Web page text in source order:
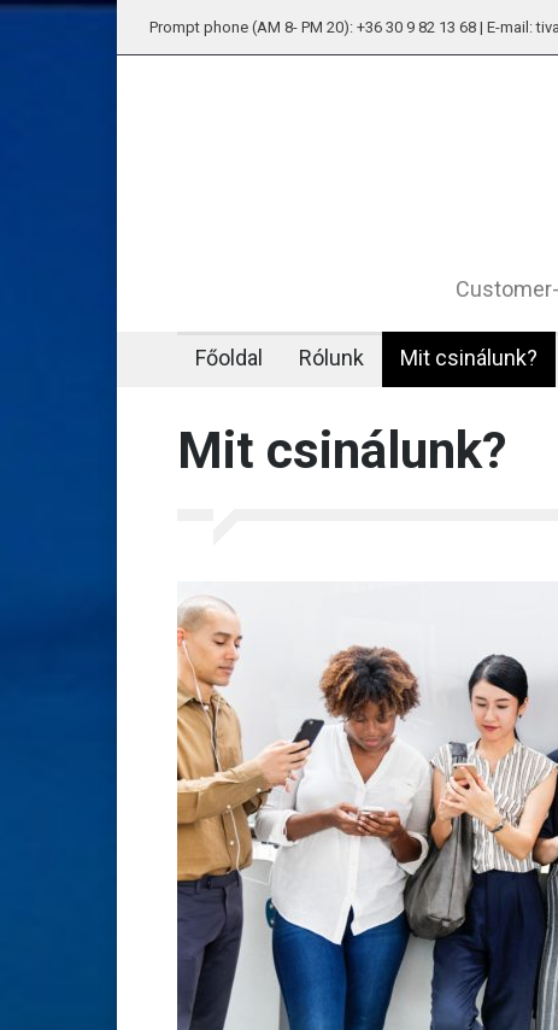
Prompt phone (AM 8- PM 20): +36 30 9 82 13 68 | E-mail:
Főoldal Rólunk Mit csinálunk?
Mit csinálunk?